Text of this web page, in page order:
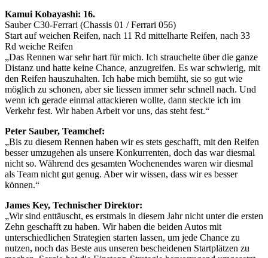
Kamui Kobayashi: 16.
Sauber C30-Ferrari (Chassis 01 / Ferrari 056)
Start auf weichen Reifen, nach 11 Rd mittelharte Reifen, nach 33
Rd weiche Reifen
„Das Rennen war sehr hart für mich. Ich strauchelte über die ganze
Distanz und hatte keine Chance, anzugreifen. Es war schwierig, mit
den Reifen hauszuhalten. Ich habe mich bemüht, sie so gut wie
möglich zu schonen, aber sie liessen immer sehr schnell nach. Und
wenn ich gerade einmal attackieren wollte, dann steckte ich im
Verkehr fest. Wir haben Arbeit vor uns, das steht fest.“
Peter Sauber, Teamchef:
„Bis zu diesem Rennen haben wir es stets geschafft, mit den Reifen
besser umzugehen als unsere Konkurrenten, doch das war diesmal
nicht so. Während des gesamten Wochenendes waren wir diesmal
als Team nicht gut genug. Aber wir wissen, dass wir es besser
können.“
James Key, Technischer Direktor:
„Wir sind enttäuscht, es erstmals in diesem Jahr nicht unter die ersten
Zehn geschafft zu haben. Wir haben die beiden Autos mit
unterschiedlichen Strategien starten lassen, um jede Chance zu
nutzen, noch das Beste aus unseren bescheidenen Startplätzen zu